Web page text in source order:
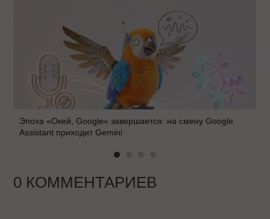
Эпоха «Окей, Google» завершается: на смену Google
Assistant приходит Gemini
0 КОММЕНТАРИЕВ